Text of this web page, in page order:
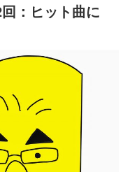
：ヒット曲に